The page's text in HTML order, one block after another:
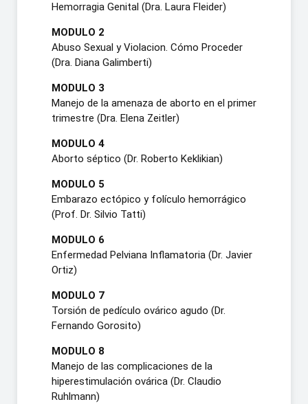
Hemorragia Genital (Dra. Laura Fleider)
MODULO 2
Abuso Sexual y Violacion. Cómo Proceder
(Dra. Diana Galimberti)
MODULO 3
Manejo de la amenaza de aborto en el primer
trimestre (Dra. Elena Zeitler)
MODULO 4
Aborto séptico (Dr. Roberto Keklikian)
MODULO 5
Embarazo ectópico y folículo hemorrágico
(Prof. Dr. Silvio Tatti)
MODULO 6
Enfermedad Pelviana Inflamatoria (Dr. Javier
Ortiz)
MODULO 7
Torsión de pedículo ovárico agudo (Dr.
Fernando Gorosito)
MODULO 8
Manejo de las complicaciones de la
hiperestimulación ovárica (Dr. Claudio
Ruhlmann)